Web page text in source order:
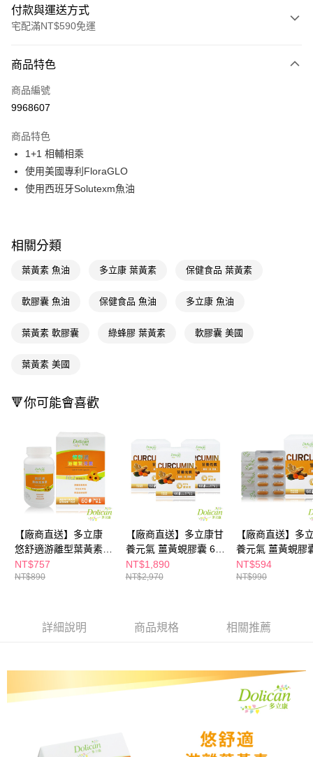
付款與運送方式
宅配滿NT$590免運
POYA支付
信用卡一次付款
Apple Pay
街口支付
AFTEE先享後付
相關說明
AFTEE先享後付是「在收到商品之後才付款」的支付方式。 讓您購物簡單
２．便利：只要手機號碼，簡訊認證，即可結帳。
結帳頁面，進行簡訊認證並確認金額後，即可完成結帳。
ATM／網路銀行／等多元方式進行付款，方視為交易完成。
※ 請注意：結帳手續完成當下不需立刻繳費，但若您需要取消訂單，請聯絡
購買商品的店家。未經商家同意取消之訂單仍視為有效，需透過AFTEE先享
後付繳納相關費用。
※ 交易是否成功請以「AFTEE先享後付 」之結帳頁面顯示為準，若有關於
是否繳費成功／繳費後需取消欲退款等相關疑問，請聯繫「AFTEE先享後付
客戶支援中心」https://netprotections.freshdesk.com/support/home
【注意事項】
１．透過由恩沛科技股份有限公司提供之「AFTEE先享後付」服務完成之交
易，需依本服務之必要範圍內提供個人資料，並將交易相關給付款項請求債
權轉讓予恩沛科技股份有限公司。
「AFTEE先享後付」，若未經同意申辦者引起之損失，本公司不負相關責
５．嚴禁一人註冊多個帳號或使用他人資訊註冊。若發現惡意使用之情形，
恩沛科技股份有限公司將有權停止該用戶之使用額度並採取法律行動。
運送方式
宅配(廠商直送🚚)
商品特色
商品編號
9968607
商品特色
1+1 相輔相乘
使用美國專利FloraGLO
使用西班牙Solutexm魚油
相關分類
葉黃素 魚油 多立康 葉黃素 保健食品 葉黃素
軟膠囊 魚油 保健食品 魚油 多立康 魚油
葉黃素 軟膠囊 綠蜂膠 葉黃素 軟膠囊 美國
葉黃素 美國
🔻你可能會喜歡
【廠商直送】多立康
悠舒適游離型葉黃素軟
膠囊 60粒
NT$757
NT$890
【廠商直送】多立康甘
養元氣 薑黃蜆膠囊 60
粒裝x3
NT$1,890
NT$2,970
【廠商直送】多
養元氣 薑黃蜆膠
粒裝
NT$594
NT$990
詳細說明 商品規格 相關推薦